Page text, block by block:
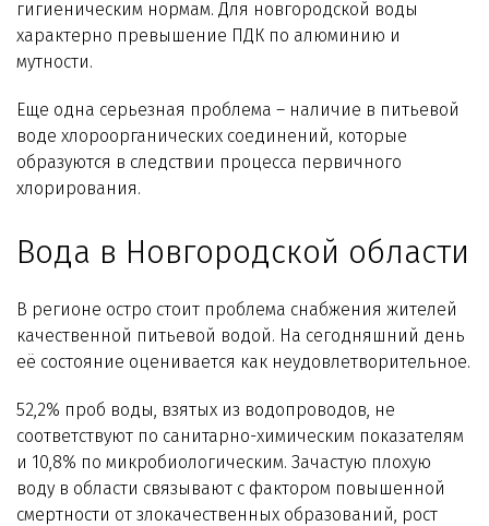
гигиеническим нормам. Для новгородской воды
характерно превышение ПДК по алюминию и
мутности.
Еще одна серьезная проблема – наличие в питьевой
воде хлороорганических соединений, которые
образуются в следствии процесса первичного
хлорирования.
Вода в Новгородской области
В регионе остро стоит проблема снабжения жителей
качественной питьевой водой. На сегодняшний день
её состояние оценивается как неудовлетворительное.
52,2% проб воды, взятых из водопроводов, не
соответствуют по санитарно-химическим показателям
и 10,8% по микробиологическим. Зачастую плохую
воду в области связывают с фактором повышенной
смертности от злокачественных образований, рост